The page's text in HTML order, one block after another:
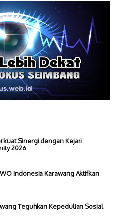
Sinergi dengan Kejari
2026
Indonesia Karawang Aktifkan
Teguhkan Kepedulian Sosial